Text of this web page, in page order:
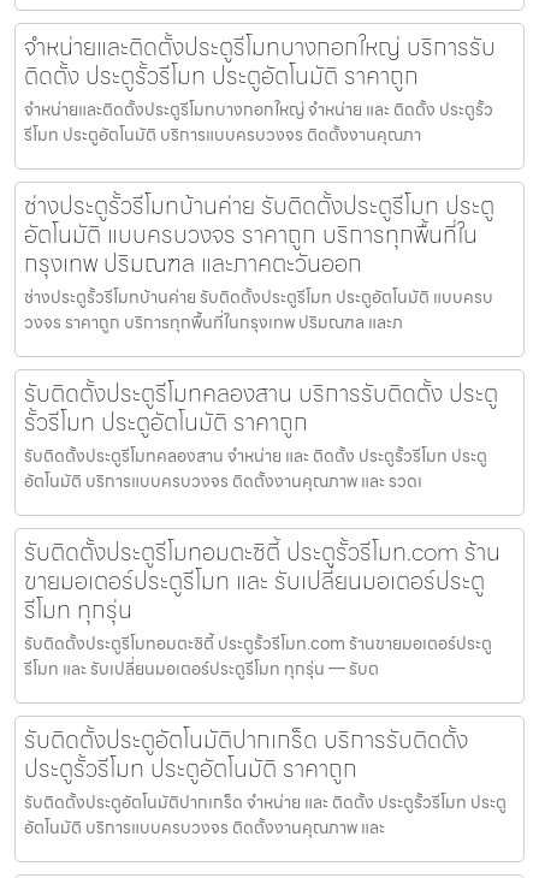
จำหน่ายและติดตั้งประตูรีโมทบางกอกใหญ่ บริการรับ
ติดตั้ง ประตูรั้วรีโมท ประตูอัตโนมัติ ราคาถูก
จำหน่ายและติดตั้งประตูรีโมทบางกอกใหญ่ จำหน่าย และ ติดตั้ง ประตูรั้ว
รีโมท ประตูอัตโนมัติ บริการแบบครบวงจร ติดตั้งงานคุณภา
ช่างประตูรั้วรีโมทบ้านค่าย รับติดตั้งประตูรีโมท ประตู
อัตโนมัติ แบบครบวงจร ราคาถูก บริการทุกพื้นที่ใน
กรุงเทพ ปริมณฑล และภาคตะวันออก
ช่างประตูรั้วรีโมทบ้านค่าย รับติดตั้งประตูรีโมท ประตูอัตโนมัติ แบบครบ
วงจร ราคาถูก บริการทุกพื้นที่ในกรุงเทพ ปริมณฑล และภ
รับติดตั้งประตูรีโมทคลองสาน บริการรับติดตั้ง ประตู
รั้วรีโมท ประตูอัตโนมัติ ราคาถูก
รับติดตั้งประตูรีโมทคลองสาน จำหน่าย และ ติดตั้ง ประตูรั้วรีโมท ประตู
อัตโนมัติ บริการแบบครบวงจร ติดตั้งงานคุณภาพ และ รวดเ
รับติดตั้งประตูรีโมทอมตะซิตี้ ประตูรั้วรีโมท.com ร้าน
ขายมอเตอร์ประตูรีโมท และ รับเปลี่ยนมอเตอร์ประตู
รีโมท ทุกรุ่น
รับติดตั้งประตูรีโมทอมตะซิตี้ ประตูรั้วรีโมท.com ร้านขายมอเตอร์ประตู
รีโมท และ รับเปลี่ยนมอเตอร์ประตูรีโมท ทุกรุ่น — รับต
รับติดตั้งประตูอัตโนมัติปากเกร็ด บริการรับติดตั้ง
ประตูรั้วรีโมท ประตูอัตโนมัติ ราคาถูก
รับติดตั้งประตูอัตโนมัติปากเกร็ด จำหน่าย และ ติดตั้ง ประตูรั้วรีโมท ประตู
อัตโนมัติ บริการแบบครบวงจร ติดตั้งงานคุณภาพ และ